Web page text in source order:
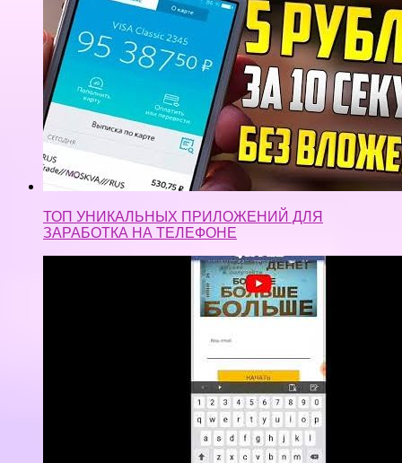
ТОП УНИКАЛЬНЫХ ПРИЛОЖЕНИЙ ДЛЯ
ЗАРАБОТКА НА ТЕЛЕФОНЕ